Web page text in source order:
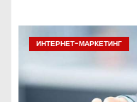
ИНТЕРНЕТ-МАРКЕТИНГ